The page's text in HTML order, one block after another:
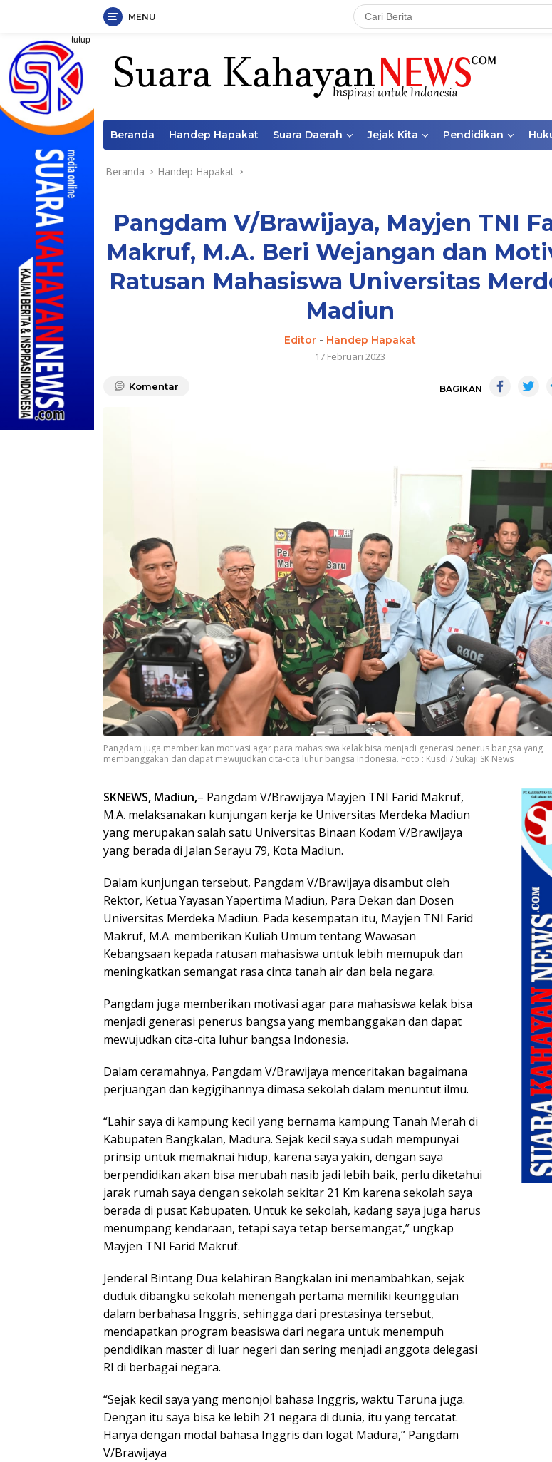
Langsung
konten
MENU
tutup
Beranda Handep Hapakat Suara Daerah Jejak Kita Pendidikan
Beranda Handep Hapakat
Pangdam V/Brawijaya, Mayjen TNI
Makruf, M.A. Beri Wejangan dan
Ratusan Mahasiswa Universitas
Madiun
Editor- Handep Hapakat
17 Februari 2023
Komentar BAGIKAN
Pangdam juga memberikan motivasi agar para mahasiswa kelak bisa menjadi generasi penerus bangsa yang
membanggakan dan dapat mewujudkan cita-cita luhur bangsa Indonesia. Foto : Kusdi / Sukaji SK News
SKNEWS, Madiun,– Pangdam V/Brawijaya Mayjen TNI Farid Makruf,
M.A. melaksanakan kunjungan kerja ke Universitas Merdeka Madiun
yang merupakan salah satu Universitas Binaan Kodam V/Brawijaya
yang berada di Jalan Serayu 79, Kota Madiun.
Dalam kunjungan tersebut, Pangdam V/Brawijaya disambut oleh
Rektor, Ketua Yayasan Yapertima Madiun, Para Dekan dan Dosen
Universitas Merdeka Madiun. Pada kesempatan itu, Mayjen TNI Farid
Makruf, M.A. memberikan Kuliah Umum tentang Wawasan
Kebangsaan kepada ratusan mahasiswa untuk lebih memupuk dan
meningkatkan semangat rasa cinta tanah air dan bela negara.
Pangdam juga memberikan motivasi agar para mahasiswa kelak bisa
menjadi generasi penerus bangsa yang membanggakan dan dapat
mewujudkan cita-cita luhur bangsa Indonesia.
Dalam ceramahnya, Pangdam V/Brawijaya menceritakan bagaimana
perjuangan dan kegigihannya dimasa sekolah dalam menuntut ilmu.
“Lahir saya di kampung kecil yang bernama kampung Tanah Merah di
Kabupaten Bangkalan, Madura. Sejak kecil saya sudah mempunyai
prinsip untuk memaknai hidup, karena saya yakin, dengan saya
berpendidikan akan bisa merubah nasib jadi lebih baik, perlu diketahui
jarak rumah saya dengan sekolah sekitar 21 Km karena sekolah saya
berada di pusat Kabupaten. Untuk ke sekolah, kadang saya juga harus
menumpang kendaraan, tetapi saya tetap bersemangat,” ungkap
Mayjen TNI Farid Makruf.
Jenderal Bintang Dua kelahiran Bangkalan ini menambahkan, sejak
duduk dibangku sekolah menengah pertama memiliki keunggulan
dalam berbahasa Inggris, sehingga dari prestasinya tersebut,
mendapatkan program beasiswa dari negara untuk menempuh
pendidikan master di luar negeri dan sering menjadi anggota delegasi
RI di berbagai negara.
“Sejak kecil saya yang menonjol bahasa Inggris, waktu Taruna juga.
Dengan itu saya bisa ke lebih 21 negara di dunia, itu yang tercatat.
Hanya dengan modal bahasa Inggris dan logat Madura,” Pangdam
V/Brawijaya